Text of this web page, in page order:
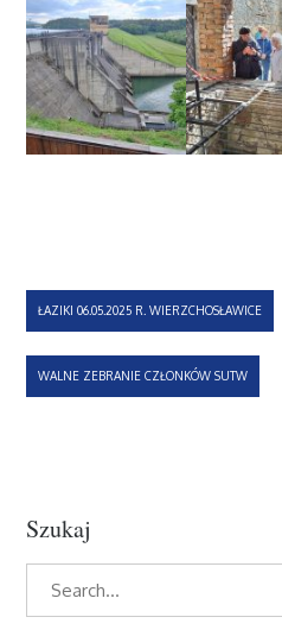
Nawigacja
wpisu
ŁAZIKI 06.05.2025 R. WIERZCHOSŁAWICE
WALNE ZEBRANIE CZŁONKÓW SUTW
Szukaj